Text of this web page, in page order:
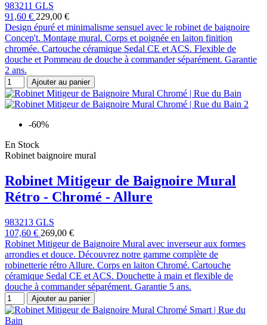
983211 GLS
91,60 € 229,00 €
Design épuré et minimalisme sensuel avec le robinet de baignoire
Concep't. Montage mural. Corps et poignée en laiton finition
chromée. Cartouche céramique Sedal CE et ACS. Flexible de
douche et Pommeau de douche à commander séparément. Garantie
2 ans.
Ajouter au panier
-60%
En Stock
Robinet baignoire mural
Robinet Mitigeur de Baignoire Mural
Rétro - Chromé - Allure
983213 GLS
107,60 € 269,00 €
Robinet Mitigeur de Baignoire Mural avec inverseur aux formes
arrondies et douce. Découvrez notre gamme complète de
robinetterie rétro Allure. Corps en laiton Chromé. Cartouche
céramique Sedal CE et ACS. Douchette à main et flexible de
douche à commander séparément. Garantie 5 ans.
Ajouter au panier